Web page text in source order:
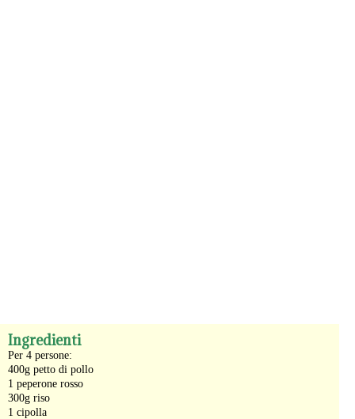
Ingredienti
Per 4 persone:
400g petto di pollo
1 peperone rosso
300g riso
1 cipolla